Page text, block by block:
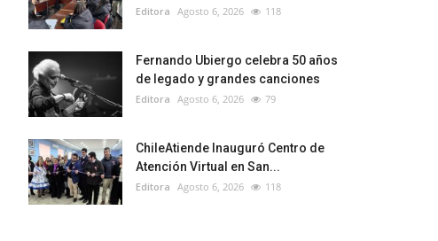
Editora Agosto 6, 2026 118
Fernando Ubiergo celebra 50 años
de legado y grandes canciones
Editora Agosto 6, 2026 79
ChileAtiende Inauguró Centro de
Atención Virtual en San...
Editora Agosto 6, 2026 118